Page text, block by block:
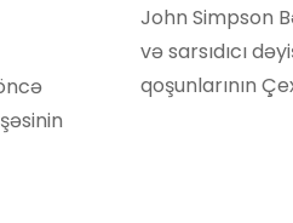
John Simpson
və sarsıdıcı
qoşunlarının